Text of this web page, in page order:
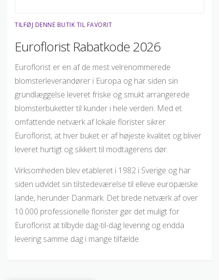
TILFØJ DENNE BUTIK TIL FAVORIT
Euroflorist Rabatkode 2026
Euroflorist er en af de mest velrenommerede
blomsterleverandører i Europa og har siden sin
grundlæggelse leveret friske og smukt arrangerede
blomsterbuketter til kunder i hele verden. Med et
omfattende netværk af lokale florister sikrer
Euroflorist, at hver buket er af højeste kvalitet og bliver
leveret hurtigt og sikkert til modtagerens dør.
Virksomheden blev etableret i 1982 i Sverige og har
siden udvidet sin tilstedeværelse til elleve europæiske
lande, herunder Danmark. Det brede netværk af over
10.000 professionelle florister gør det muligt for
Euroflorist at tilbyde dag-til-dag levering og endda
levering samme dag i mange tilfælde.